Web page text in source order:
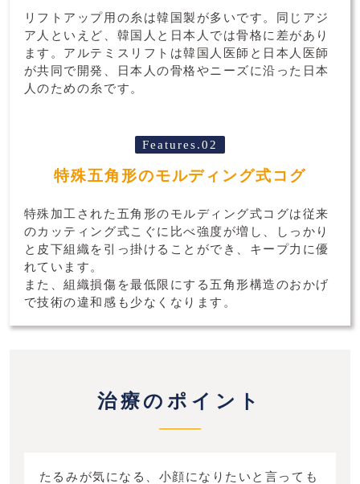
リフトアップ用の糸は韓国製が多いです。同じアジ
ア人といえど、韓国人と日本人では骨格に差があり
ます。アルテミスリフトは韓国人医師と日本人医師
が共同で開発、日本人の骨格やニーズに沿った日本
人のための糸です。
Features.02
特殊五角形のモルディング式コグ
特殊加工された五角形のモルディング式コグは従来
のカッティング式こぐに比べ強度が増し、しっかり
と皮下組織を引っ掛けることができ、キープ力に優
れています。
また、組織損傷を最低限にする五角形構造のおかげ
で技術の違和感も少なくなります。
治療のポイント
たるみが気になる、小顔になりたいと言っても